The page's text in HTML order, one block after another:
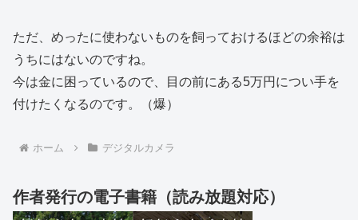
ただ、めったに使わないものを飼っておけるほどの余裕は
うちにはないのですね。
今は金に困っているので、目の前にある5万円につい手を
付けたくなるのです。（爆）
ホーム デジタルカメラ
作者発行の電子書籍（読み放題対応）